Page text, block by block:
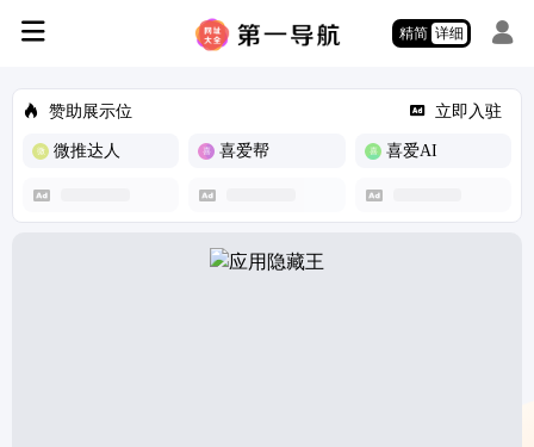
精简 详细
赞助展示位 立即入驻
微推达人 喜爱帮 喜爱AI